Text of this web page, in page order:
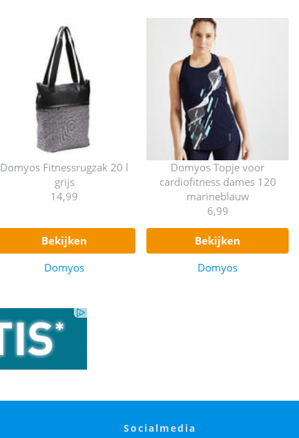
Domyos Fitnessrugzak 20 l
grijs
14,99
bekijken
Domyos
Domyos Topje voor
cardiofitness dames 120
marineblauw
6,99
bekijken
Domyos
socialmedia